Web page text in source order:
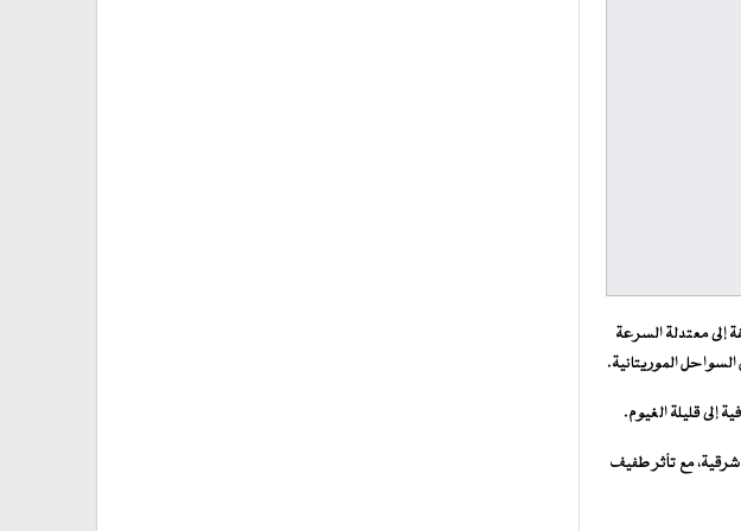
إلى معتدلة السرعة
الموريتانية.
إلى قليلة الغيوم.
شرقية، مع تأثر طفيف